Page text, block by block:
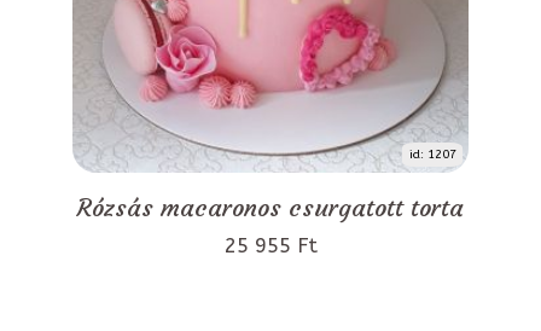
id: 1207
Rózsás macaronos csurgatott torta
25 955 Ft